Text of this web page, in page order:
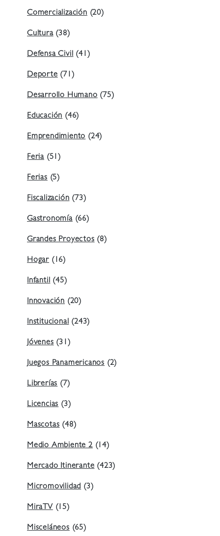
Comercialización (20)
Cultura(38)
Defensa Civil (41)
Deporte (71)
Desarrollo Humano (75)
Educación (46)
Emprendimiento (24)
Feria (51)
Ferias (5)
Fiscalización (73)
Gastronomía(66)
Grandes Proyectos (8)
Hogar (16)
Infantil (45)
Innovación (20)
Institucional (243)
Jóvenes (31)
Juegos Panamericanos (2)
Librerías (7)
Licencias (3)
Mascotas (48)
Medio Ambiente 2(14)
Mercado Itinerante (423)
Micromovilidad (3)
MiraTV (15)
Misceláneos (65)